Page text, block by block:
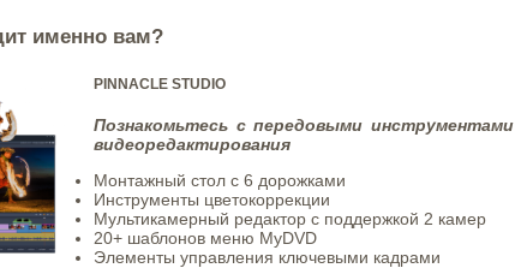
именно вам?
PINNACLE STUDIO
Познакомьтесь с передовыми инструментами
видеоредактирования
Монтажный стол с 6 дорожками
Инструменты цветокоррекции
Мультикамерный редактор с поддержкой 2 камер
20+ шаблонов меню MyDVD
Элементы управления ключевыми кадрами